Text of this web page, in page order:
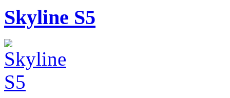
Skyline S5